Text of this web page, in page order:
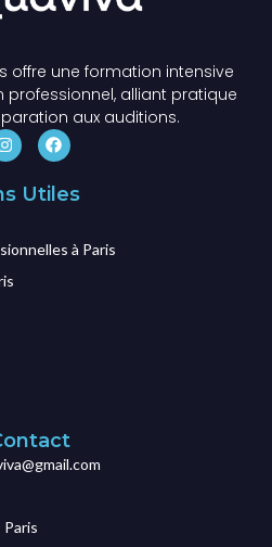
offre une formation intensive
alliant pratique
aux auditions.
Utiles
à Paris